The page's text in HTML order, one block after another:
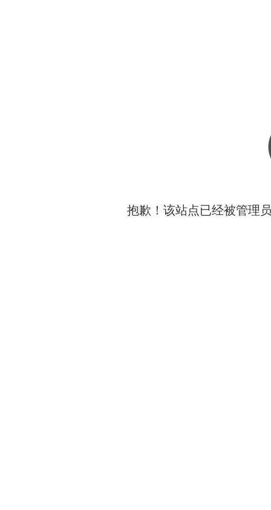
抱歉！该站点已经被管理